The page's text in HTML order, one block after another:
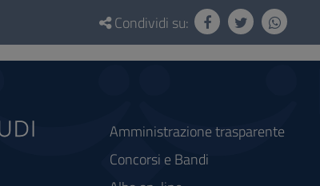
Condividi su:
Amministrazione trasparente
Concorsi e Bandi